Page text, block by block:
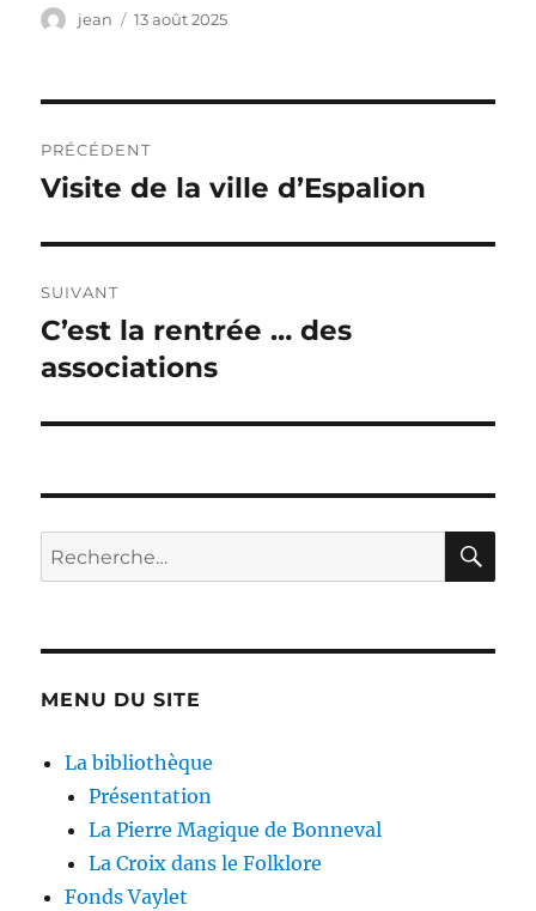
Auteur
jean
Publié
13 août 2025
de
PRÉCÉDENT
Publication
Visite de la ville d’Espalion
SUIVANT
Publication
suivante :
C’est la rentrée … des
associations
Recherche
pour :
MENU DU SITE
La bibliothèque
Présentation
La Pierre Magique de Bonneval
La Croix dans le Folklore
Fonds Vaylet